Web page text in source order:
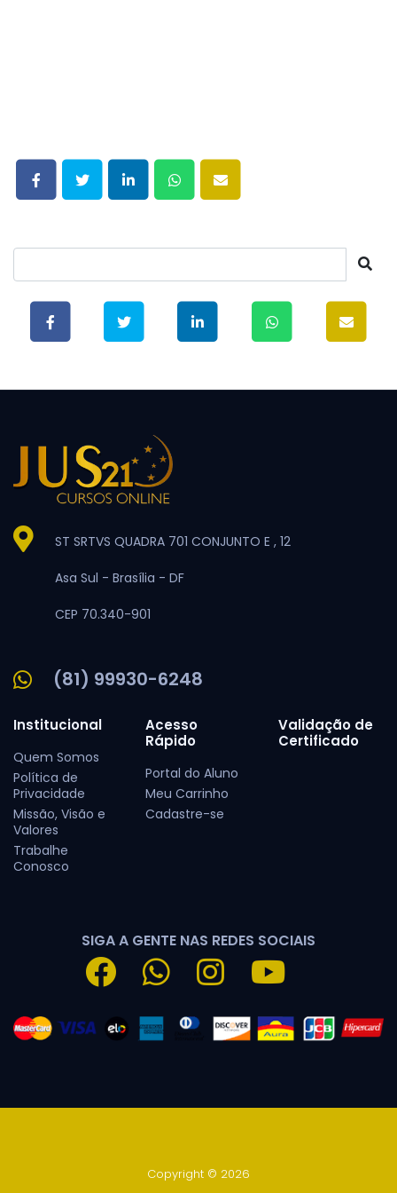
ST SRTVS QUADRA 701 CONJUNTO E , 12
Asa Sul - Brasília - DF
CEP 70.340-901
(81) 99930-6248
Institucional
Quem Somos
Política de
Privacidade
Missão, Visão e
Valores
Trabalhe
Conosco
Acesso
Rápido
Portal do Aluno
Meu Carrinho
Cadastre-se
Validação de
Certificado
SIGA A GENTE NAS REDES SOCIAIS
Copyright © 2026